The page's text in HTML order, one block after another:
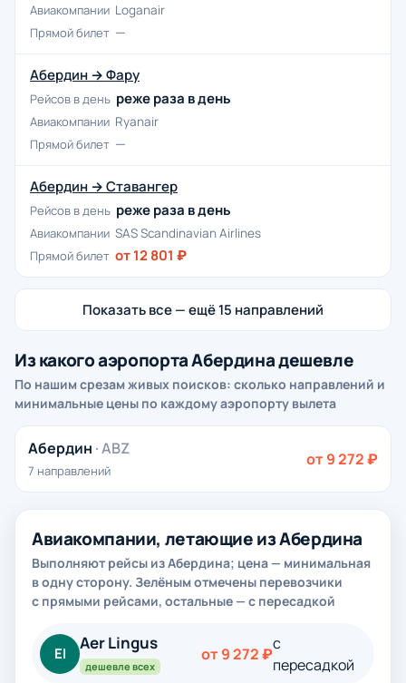
Авиакомпании Loganair
Прямой билет —
Абердин → Фару
Рейсов в день реже раза в день
Авиакомпании Ryanair
Прямой билет —
Абердин → Ставангер
Рейсов в день реже раза в день
Авиакомпании SAS Scandinavian Airlines
Прямой билет от 12 801 ₽
Показать все — ещё 15 направлений
Из какого аэропорта Абердина дешевле
По нашим срезам живых поисков: сколько направлений и
минимальные цены по каждому аэропорту вылета
Абердин · ABZ
7 направлений
от 9 272 ₽
Авиакомпании, летающие из Абердина
Выполняют рейсы из Абердина; цена — минимальная
в одну сторону. Зелёным отмечены перевозчики
с прямыми рейсами, остальные — с пересадкой
EI
Aer Lingus
дешевле всех
от 9 272 ₽
с
пересадкой